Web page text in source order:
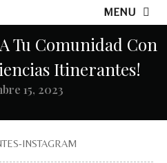
MENU
Tu Comunidad Con
Itinerantes!
15, 2023